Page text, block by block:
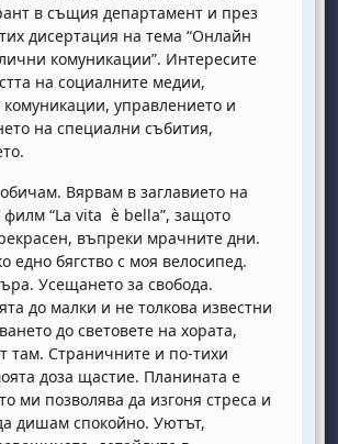
в същия департамент и през
дисертация на тема “Онлайн
комуникации”. Интересите
на социалните медии,
управлението и
на специални събития,
Вярвам в заглавието на
“La vita è bella”, защото
въпреки мрачните дни.
едно бягство с моя велосипед.
Усещането за свобода.
до малки и не толкова известни
до световете на хората,
там. Страничните и по-тихи
доза щастие. Планината е
ми позволява да изгоня стреса и
дишам спокойно. Уютът,